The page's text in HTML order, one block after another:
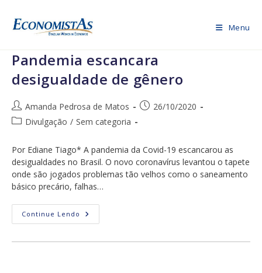
para
Menu
Pandemia escancara
desigualdade de gênero
Autor
do
Amanda Pedrosa de Matos
Post26/10/2020
Categoria
post:
Divulgação / Sem categoria
Por Ediane Tiago* A pandemia da Covid-19 escancarou as
desigualdades no Brasil. O novo coronavírus levantou o tapete
onde são jogados problemas tão velhos como o saneamento
básico precário, falhas…
Continue Lendo Pandemia
Escancara